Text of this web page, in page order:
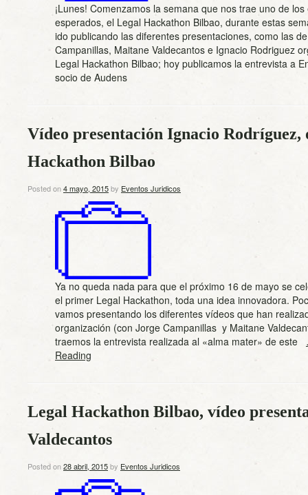
¡Lunes! Comenzamos la semana que nos trae uno de
esperados, el Legal Hackathon Bilbao, durante estas
ido publicando las diferentes presentaciones, como las
Campanillas, Maitane Valdecantos e Ignacio Rodriguez
Legal Hackathon Bilbao; hoy publicamos la entrevista a
socio de Audens
Vídeo presentación Ignacio
Hackathon Bilbao
Posted on4 mayo, 2015by Eventos Juridicos
Ya no queda nada para que el próximo 16 de mayo se
el primer Legal Hackathon, toda una idea innovadora.
vamos presentando los diferentes vídeos que han
organización (con Jorge Campanillas y Maitane
traemos la entrevista realizada al «alma mater» de este
Reading
Legal Hackathon Bilbao, vídeo
Valdecantos
Posted on28 abril, 2015by Eventos Juridicos